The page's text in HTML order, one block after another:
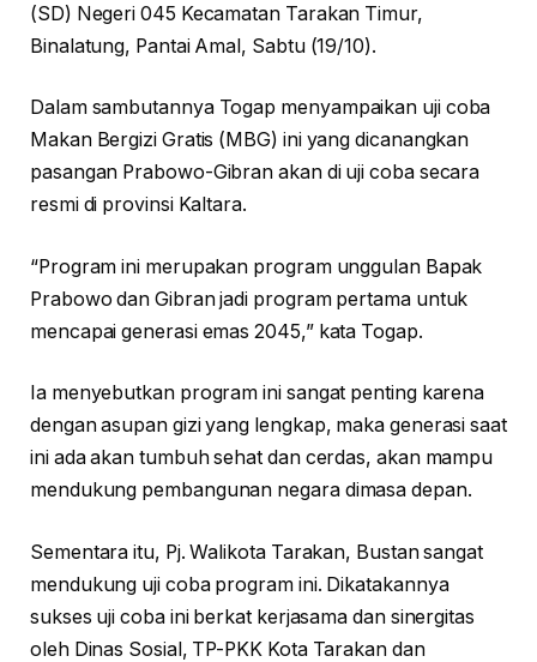
(SD) Negeri 045 Kecamatan Tarakan Timur,
Binalatung, Pantai Amal, Sabtu (19/10).
Dalam sambutannya Togap menyampaikan uji coba
Makan Bergizi Gratis (MBG) ini yang dicanangkan
pasangan Prabowo-Gibran akan di uji coba secara
resmi di provinsi Kaltara.
“Program ini merupakan program unggulan Bapak
Prabowo dan Gibran jadi program pertama untuk
mencapai generasi emas 2045,” kata Togap.
Ia menyebutkan program ini sangat penting karena
dengan asupan gizi yang lengkap, maka generasi saat
ini ada akan tumbuh sehat dan cerdas, akan mampu
mendukung pembangunan negara dimasa depan.
Sementara itu, Pj. Walikota Tarakan, Bustan sangat
mendukung uji coba program ini. Dikatakannya
sukses uji coba ini berkat kerjasama dan sinergitas
oleh Dinas Sosial, TP-PKK Kota Tarakan dan